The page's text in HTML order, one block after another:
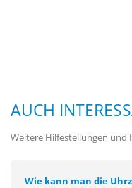
AUCH
Weitere Hilfestellungen
Wie kann man die